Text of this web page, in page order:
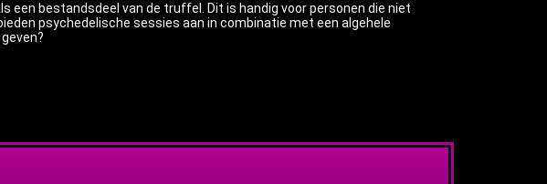
een bestandsdeel van de truffel. Dit is handig voor personen die niet
psychedelische sessies aan in combinatie met een algehele